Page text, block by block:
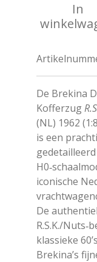
In
De Brekina
Kofferzug
(NL) 1962
is een
gedetailleerd
iconische
De
R.S.K./
klassieke
Brekina’s